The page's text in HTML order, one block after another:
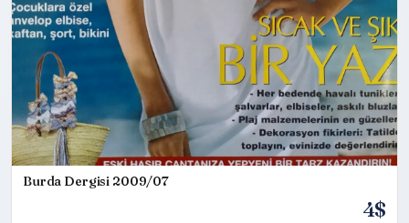
Burda Dergisi 2009/07
4$